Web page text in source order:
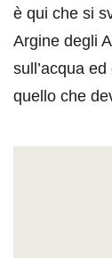
è qui che si
Argine degli
sull’acqua
quello che